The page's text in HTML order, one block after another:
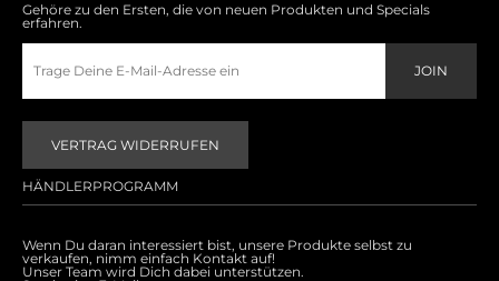
Gehöre zu den Ersten, die von neuen Produkten und Specials
erfahren.
VERTRAG WIDERRUFEN
HÄNDLERPROGRAMM
Wenn Du daran interessiert bist, unsere Produkte selbst zu
verkaufen, nimm einfach Kontakt auf!
Unser Team wird Dich dabei unterstützen.